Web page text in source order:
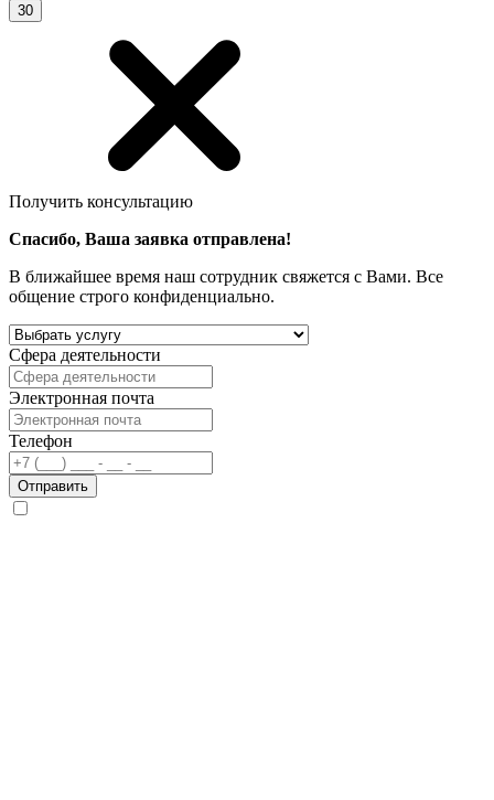
30
Получить консультацию
Спасибо, Ваша заявка отправлена!
В ближайшее время наш сотрудник свяжется с Вами. Все
общение строго конфиденциально.
Сфера деятельности
Электронная почта
Телефон
Отправить